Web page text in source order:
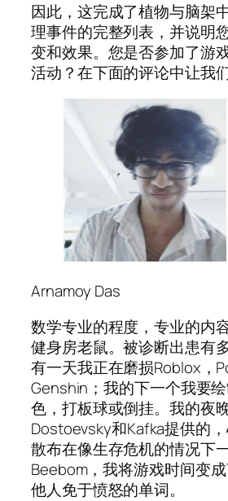
因此，这完成了植物与脑架
理事件的完整列表，并说明
变和效果。您是否参加了游
活动？在下面的评论中让我们
Arnamoy Das
数学专业的程度，专业的内
健身房老鼠。被诊断出患有
有一天我正在磨损Roblox，
Genshin；我的下一个我要
色，打板球或倒挂。我的夜
Dostoevsky和Kafka提供的
散布在像生存危机的情况下
Beebom，我将游戏时间变
他人免于愤怒的单词。